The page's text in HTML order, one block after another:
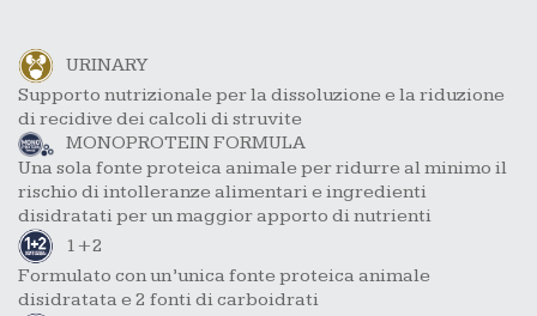
URINARY
Supporto nutrizionale per la dissoluzione e la riduzione
di recidive dei calcoli di struvite
MONOPROTEIN FORMULA
Una sola fonte proteica animale per ridurre al minimo il
rischio di intolleranze alimentari e ingredienti
disidratati per un maggior apporto di nutrienti
1+2
Formulato con un’unica fonte proteica animale
disidratata e 2 fonti di carboidrati